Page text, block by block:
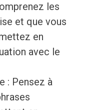
les
et que vous
en
avec le
: Pensez à